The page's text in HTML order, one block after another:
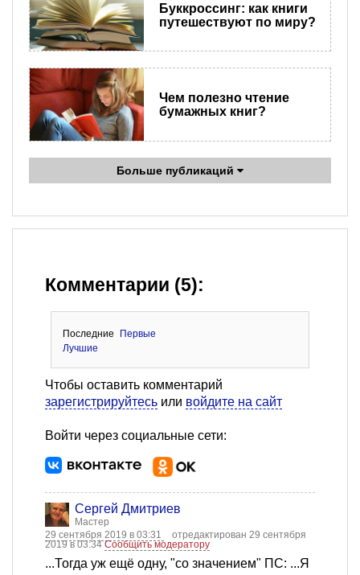
Буккроссинг: как книги
путешествуют по миру?
Чем полезно чтение
бумажных книг?
Больше публикаций
Комментарии (5):
Последние
Первые
Лучшие
Чтобы оставить комментарий
зарегистрируйтесь или войдите на сайт
Войти через социальные сети:
Сергей Дмитриев
Мастер
29 сентября 2019 в 03:31
отредактирован 29 сентября
2019 в 03:34Сообщить модератору
...Тогда уж ещё одну, "со значением" ПС: ...Я